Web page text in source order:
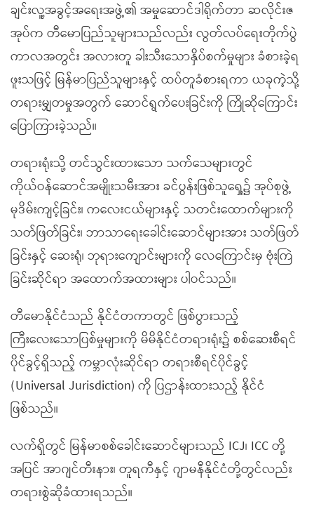
ချင်းလူ့အခွင့်အရေးအဖွဲ့၏ အမှုဆောင်ဒါရိုက်တာ ဆလိုင်းဇ
အုပ်က တီမောပြည်သူများသည်လည်း လွတ်လပ်ရေးတိုက်ပွဲ
ကာလအတွင်း အလားတူ ခါးသီးသောနှိပ်စက်မှုများ ခံစားခဲ့ရ
ဖူးသဖြင့် မြန်မာပြည်သူများနှင့် ထပ်တူခံစားရကာ ယခုကဲ့သို့
တရားမျှတမှုအတွက် ဆောင်ရွက်ပေးခြင်းကို ကြိုဆိုကြောင်း
ပြောကြားခဲ့သည်။
တရားရုံးသို့ တင်သွင်းထားသော သက်သေများတွင်
ကိုယ်ဝန်ဆောင်အမျိုးသမီးအား ခင်ပွန်းဖြစ်သူရှေ့၌ အုပ်စုဖွဲ့
မုဒိမ်းကျင့်ခြင်း၊ ကလေးငယ်များနှင့် သတင်းထောက်များကို
သတ်ဖြတ်ခြင်း၊ ဘာသာရေးခေါင်းဆောင်များအား သတ်ဖြတ်
ခြင်းနှင့် ဆေးရုံ၊ ဘုရားကျောင်းများကို လေကြောင်းမှ ဗုံးကြဲ
ခြင်းဆိုင်ရာ အထောက်အထားများ ပါဝင်သည်။
တီမောနိုင်ငံသည် နိုင်ငံတကာတွင် ဖြစ်ပွားသည့်
ကြီးလေးသောပြစ်မှုများကို မိမိနိုင်ငံတရားရုံး၌ စစ်ဆေးစီရင်
ပိုင်ခွင့်ရှိသည့် ကမ္ဘာလုံးဆိုင်ရာ တရားစီရင်ပိုင်ခွင့်
(Universal Jurisdiction) ကို ပြဌာန်းထားသည့် နိုင်ငံ
ဖြစ်သည်။
လက်ရှိတွင် မြန်မာစစ်ခေါင်းဆောင်များသည် ICJ၊ ICC တို့
အပြင် အာဂျင်တီးနား၊ တူရကီနှင့် ဂျာမနီနိုင်ငံတို့တွင်လည်း
တရားစွဲဆိုခံထားရသည်။